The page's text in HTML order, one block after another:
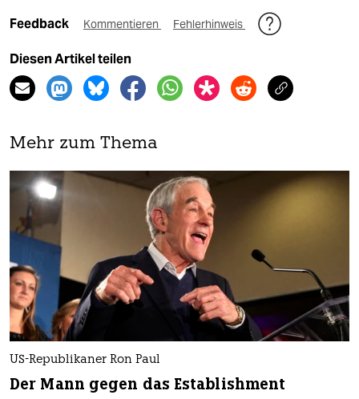
Feedback Kommentieren Fehlerhinweis
Diesen Artikel teilen
Mehr zum Thema
US-Republikaner Ron Paul
Der Mann gegen das Establishment